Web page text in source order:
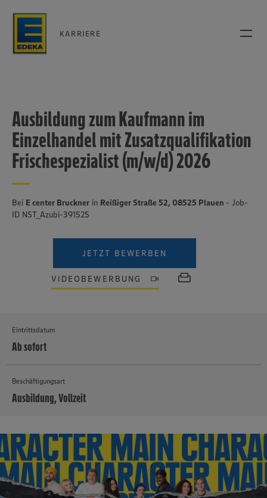
KARRIERE
Ausbildung zum Kaufmann im
Einzelhandel mit Zusatzqualifikation
Frischespezialist (m/w/d) 2026
Bei E center Bruckner in Reißiger Straße 52, 08525 Plauen - Job-
ID NST_Azubi-391525
JETZT BEWERBEN
VIDEOBEWERBUNG
Eintrittsdatum
Ab sofort
Beschäftigungsart
Ausbildung, Vollzeit